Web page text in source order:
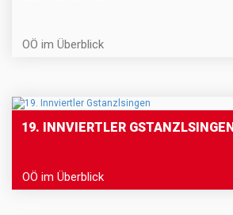
OÖ im Überblick
19. INNVIERTLER GSTANZLSINGEN
OÖ im Überblick